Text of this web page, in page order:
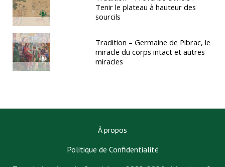
Tenir le plateau à hauteur des
sourcils
Tradition – Germaine de Pibrac, le
miracle du corps intact et autres
miracles
À propos
Politique de Confidentialité